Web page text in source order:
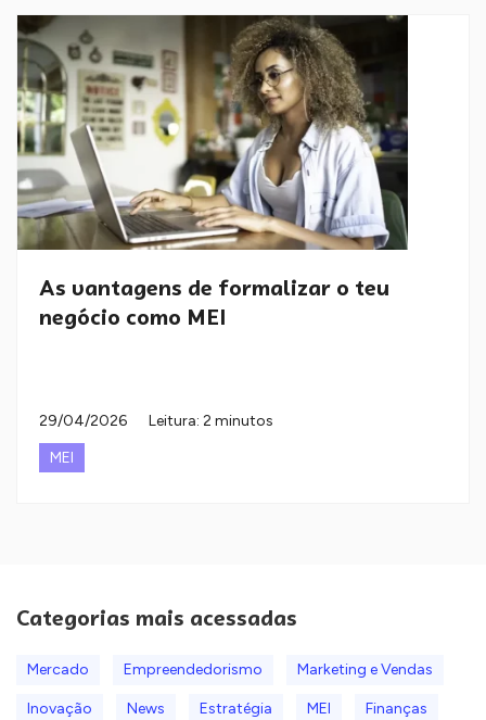
As vantagens de formalizar o teu
negócio como MEI
29/04/2026
Leitura: 2 minutos
MEI
Categorias mais acessadas
Mercado Empreendedorismo Marketing e Vendas
Inovação News Estratégia MEI Finanças